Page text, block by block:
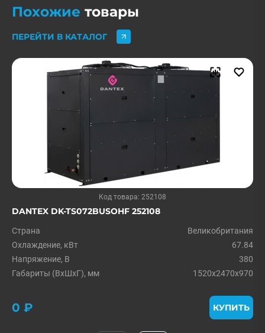
Похожие товары
ПЕРЕЙТИ В КАТАЛОГ
Код товара: 252108
DANTEX DK-TS072BUSOHF 252108
Страна
Великобритания
Охлаждение, кВт
67.84
Напряжение, В
380
Габариты (ВхШхГ), мм
1520x2470x970
0 ₽ КУПИТЬ